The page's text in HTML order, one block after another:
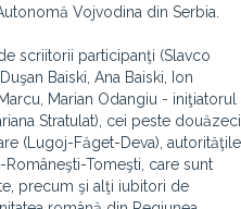
Vojvodina din Serbia.
scriitorii participanţi (Slavco
Baiski, Ana Baiski, Ion
Marian Odangiu - iniţiatorul
Stratulat), cei peste douăzeci
(Lugoj-Făget-Deva), autorităţile
Tomeşti, care sunt
precum şi alţi iubitori de